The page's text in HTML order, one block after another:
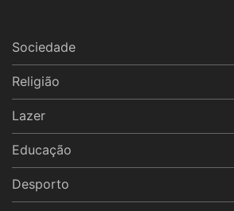
Sociedade
Religião
Lazer
Educação
Desporto